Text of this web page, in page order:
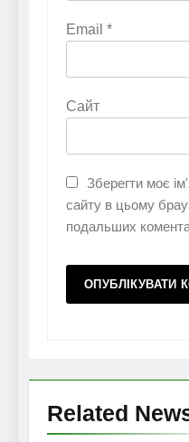
Email *
Сайт
Зберегти моє
сайту в цьому
подальших
Related